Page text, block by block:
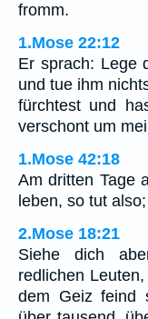
fromm.
1.Mose 22:12
Er sprach: Lege
und tue ihm
fürchtest und
verschont um
1.Mose 42:18
Am dritten Tage
leben, so tut
2.Mose 18:21
Siehe dich
redlichen
dem Geiz feind